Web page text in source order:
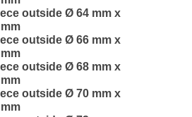
outside Ø 64 mm x
outside Ø 66 mm x
outside Ø 68 mm x
outside Ø 70 mm x